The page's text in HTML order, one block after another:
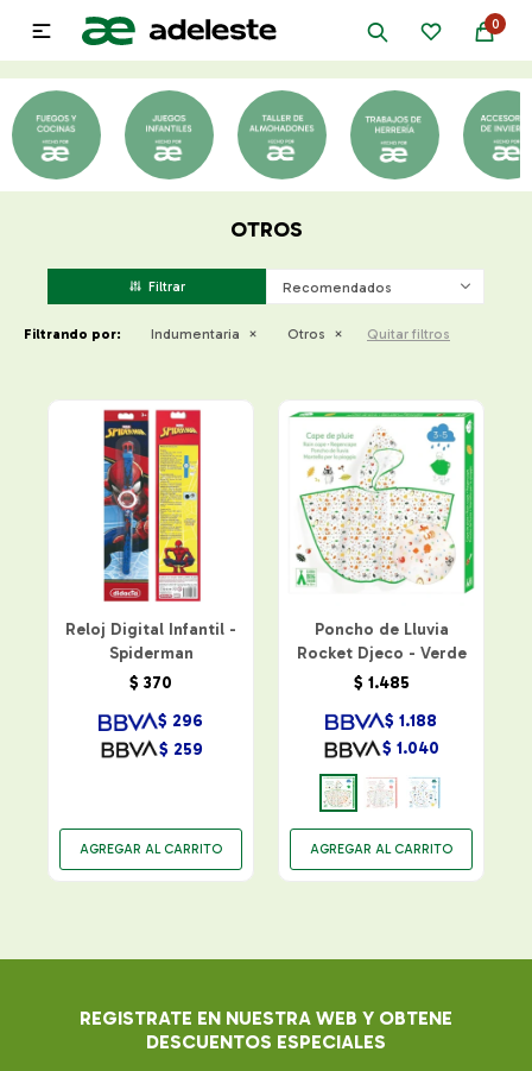
0

OTROS
Recomendados
Filtrando por: Indumentaria Otros Quitar filtros
Reloj Digital Infantil -
Spiderman
$ 370
$ 259
$ 296
Poncho de Lluvia
Rocket Djeco - Verde
$ 1.485
$ 1.040
$ 1.188
REGISTRATE EN NUESTRA WEB Y OBTENE
DESCUENTOS ESPECIALES